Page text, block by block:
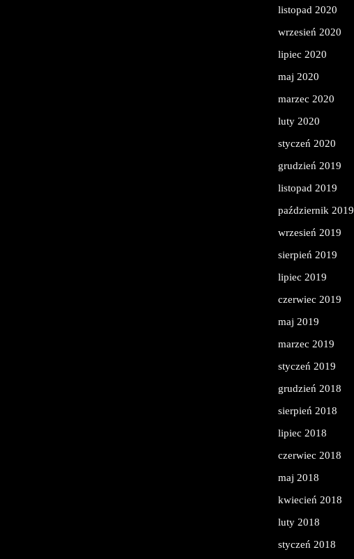
listopad 2020
wrzesień 2020
lipiec 2020
maj 2020
marzec 2020
luty 2020
styczeń 2020
grudzień 2019
listopad 2019
październik 2019
wrzesień 2019
sierpień 2019
lipiec 2019
czerwiec 2019
maj 2019
marzec 2019
styczeń 2019
grudzień 2018
sierpień 2018
lipiec 2018
czerwiec 2018
maj 2018
kwiecień 2018
luty 2018
styczeń 2018